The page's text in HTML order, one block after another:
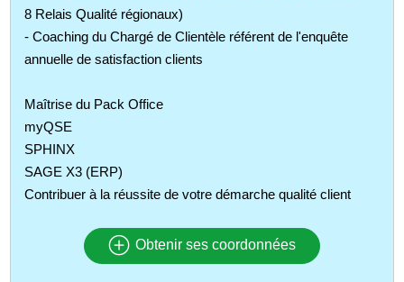
8 Relais Qualité régionaux)
- Coaching du Chargé de Clientèle référent de l'enquête
annuelle de satisfaction clients
Maîtrise du Pack Office
myQSE
SPHINX
SAGE X3 (ERP)
Contribuer à la réussite de votre démarche qualité client
Obtenir ses coordonnées